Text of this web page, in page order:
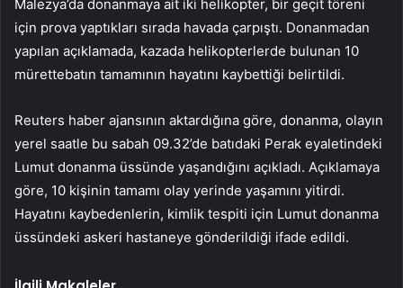
Malezya’da donanmaya ait iki helikopter, bir geçit töreni
için prova yaptıkları sırada havada çarpıştı. Donanmadan
yapılan açıklamada, kazada helikopterlerde bulunan 10
mürettebatın tamamının hayatını kaybettiği belirtildi.
Reuters haber ajansının aktardığına göre, donanma, olayın
yerel saatle bu sabah 09.32’de batıdaki Perak eyaletindeki
Lumut donanma üssünde yaşandığını açıkladı. Açıklamaya
göre, 10 kişinin tamamı olay yerinde yaşamını yitirdi.
Hayatını kaybedenlerin, kimlik tespiti için Lumut donanma
üssündeki askeri hastaneye gönderildiği ifade edildi.